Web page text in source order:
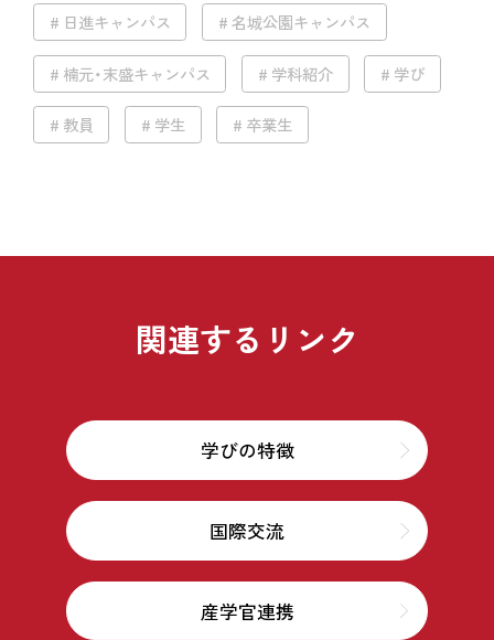
日進キャンパス 名城公園キャンパス
楠元・末盛キャンパス 学科紹介 学び
教員 学生 卒業生
関連するリンク
学びの特徴
国際交流
産学官連携